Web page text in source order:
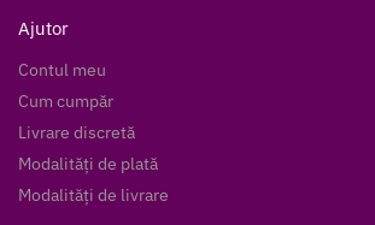
Ajutor
Contul meu
Cum cumpăr
Livrare discretă
Modalități de plată
Modalități de livrare